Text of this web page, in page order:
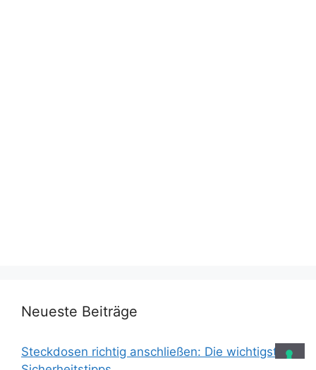
Neueste Beiträge
Steckdosen richtig anschließen: Die wichtigsten